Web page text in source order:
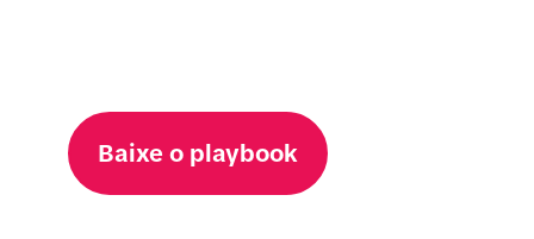
Baixe o playbook